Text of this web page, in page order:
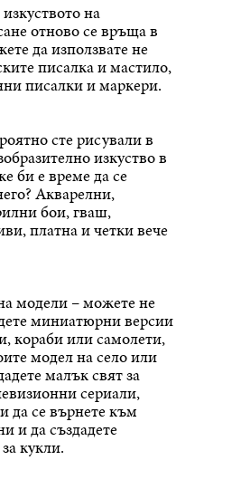
на
отново се връща в
да използвате не
писалка и мастило,
писалки и маркери.
сте рисували в
изкуство в
би е време да се
Акварелни,
бои, гваш,
платна и четки вече
модели – можете не
миниатюрни версии
кораби или самолети,
модел на село или
малък свят за
сериали,
да се върнете към
и да създадете
кукли.